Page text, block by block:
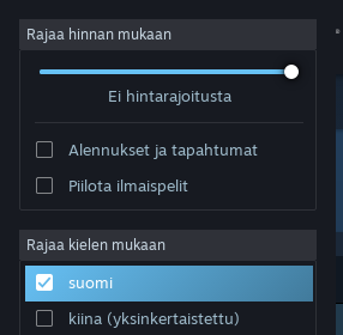
Kirjaudu sisään
Tietoa
Tuki
Rajaa hinnan mukaan
Ei hintarajoitusta
Alennukset ja tapahtumat
Piilota ilmaispelit
Rajaa kielen mukaan
suomi
kiina (yksinkertaistettu)
Julkaisija: Nyamakop
Järjestelyperuste